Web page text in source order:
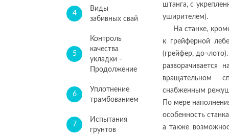
4
Виды
забивных свай
5
Контроль
качества
укладки -
Продолжение
6
Уплотнение
трамбованием
7
Испытания
грунтов
штанга, с
уширителем).
На станке,
к грейферной
(грейфер,
вращательном
снабженным
По мере
особенность
а также